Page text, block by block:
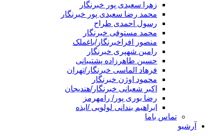
زهرا سعیدی پور خبرنگار
محمد رضا سعیدی پور خبرنگار
رسول احمدی طراح
محمد مستوفی خبرنگار
منصور افراخبرنگار/باغملک
رامین شهپری خبرنگار
حسین طاهرزاده پشتیبانی
فرهاد الماسی خبرنگار/تهران
محمود اوژن خبرنگار
اکبر شعبانی خبرنگار/هندیجان
رضا بوری پور/ رامهرمز
ابراهیم بندانی لولویی /ایذه
تماس باما
آرشیو